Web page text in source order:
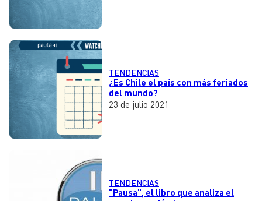
TENDENCIAS
¿Es Chile el país con más feriados
del mundo?
23 de julio 2021
TENDENCIAS
"Pausa", el libro que analiza el